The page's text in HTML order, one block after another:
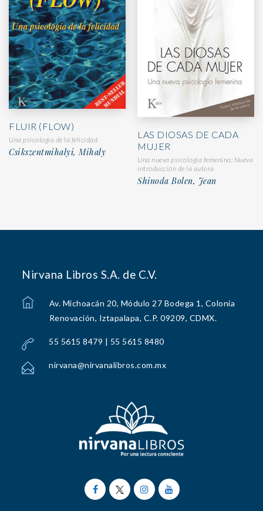
FLUIR (FLOW)
Una psicología de la felicidad
Csikszentmihalyi, Mihaly
LAS DIOSAS DE CADA
MUJER
Una nueva psicología femenina; Nueva
introducción de la autora
Shinoda Bolen, Jean
Nirvana Libros S.A. de C.V.
Av. Michoacán 20, Módulo 27 Bodega 1, Colonia
Renovación, Iztapalapa, C.P. 09209, CDMX.
55 5615 8479 | 55 5615 8480
nirvana@nirvanalibros.com.mx